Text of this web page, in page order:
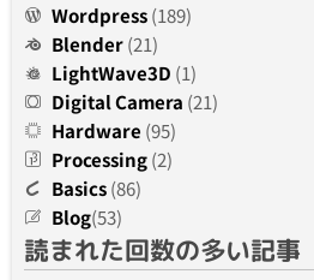
Wordpress(189)
Blender(21)
LightWave3D (1)
Digital Camera (21)
Hardware (95)
Processing(2)
Basics(86)
Blog(53)
読まれた回数の多い記事